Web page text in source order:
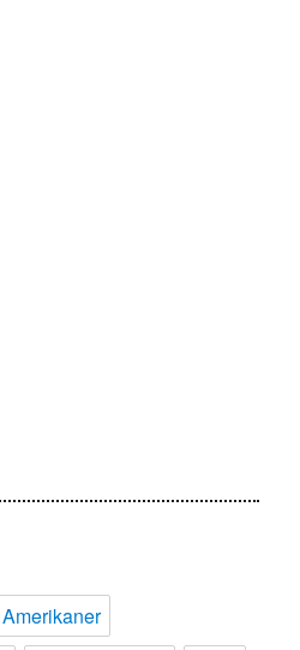
Amerikaner